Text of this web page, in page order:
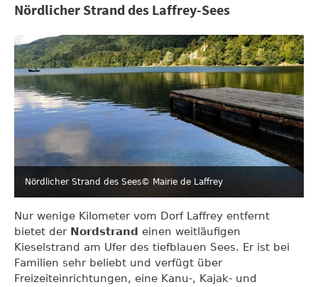
Nördlicher Strand des Laffrey-Sees
Nördlicher Strand des Sees© Mairie de Laffrey
Nur wenige Kilometer vom Dorf Laffrey entfernt
bietet derNordstrand einen weitläufigen
Kieselstrand am Ufer des tiefblauen Sees. Er ist bei
Familien sehr beliebt und verfügt über
Freizeiteinrichtungen, eine Kanu-, Kajak- und